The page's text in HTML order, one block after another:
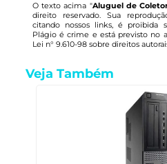
O texto acima "Aluguel de
direito reservado. Sua
citando nossos links, é proibida
Plágio é crime e está previsto no
Lei n° 9.610-98 sobre direitos
Veja Também